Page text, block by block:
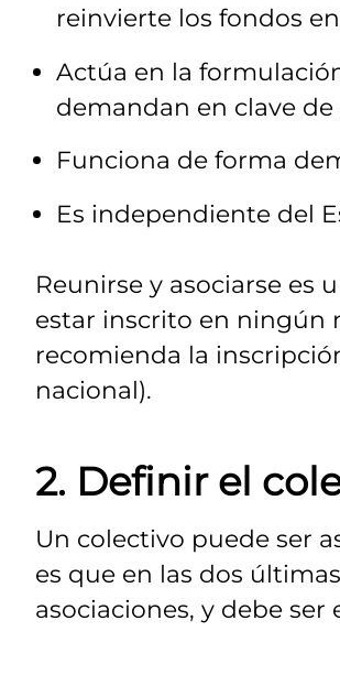
reinvierte los fondos
Actúa en la
demandan en clave de
Funciona de forma
Es independiente del
Reunirse y asociarse es
estar inscrito en ningún
recomienda la
nacional).
2. Definir el
Un colectivo puede ser
es que en las dos
asociaciones, y debe